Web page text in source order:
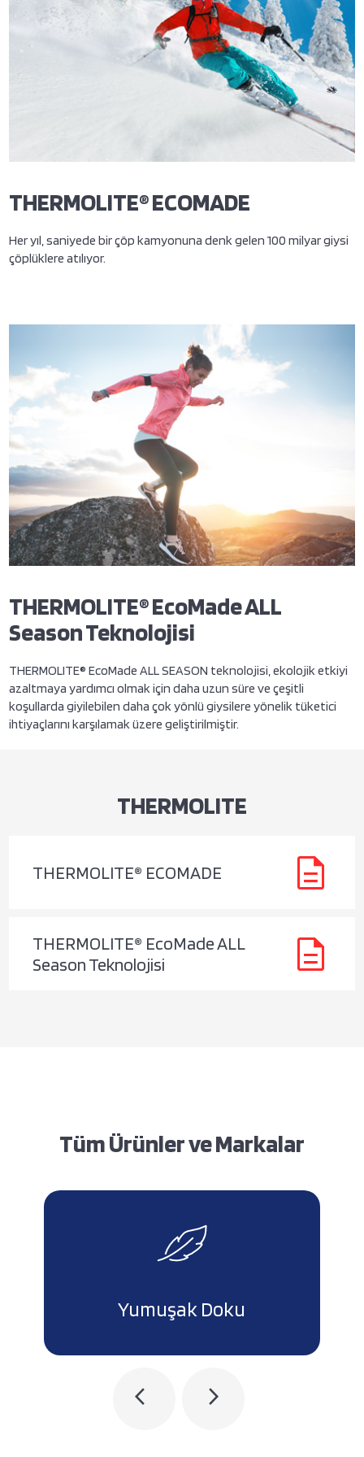
THERMOLITE® ECOMADE
Her yıl, saniyede bir çöp kamyonuna denk gelen 100 milyar giysi
çöplüklere atılıyor.
THERMOLITE® EcoMade ALL
Season Teknolojisi
THERMOLITE® EcoMade ALL SEASON teknolojisi, ekolojik etkiyi
azaltmaya yardımcı olmak için daha uzun süre ve çeşitli
koşullarda giyilebilen daha çok yönlü giysilere yönelik tüketici
ihtiyaçlarını karşılamak üzere geliştirilmiştir.
THERMOLITE
THERMOLITE® ECOMADE description
THERMOLITE® EcoMade ALL
Season Teknolojisi
description
Tüm Ürünler ve Markalar
Ultra esneklik
arrow_back_ios arrow_forward_ios